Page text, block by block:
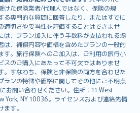
けた保険業者/代理人ではなく、保険の規
る専門的な質問に回答したり、またはすでに
適切さや妥当性を評価することはできませ
は、プラン加入に伴う手数料が支払われる場
は、補償内容や価格を含めたプランの一般的
す。旅行保険へのご加入は、ご利用の旅行小
スのご購入にあたって不可欠ではありませ
。すなわち、保険と非保険の両方を合わせた
ランの特徴や価格に関してその他にご不明点
お問い合わせください。住所：11 West
York, NY 10036。ライセンスおよび連絡先情
す。